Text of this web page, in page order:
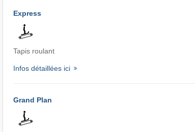
Express
Tapis roulant
Infos détaillées ici
Grand Plan